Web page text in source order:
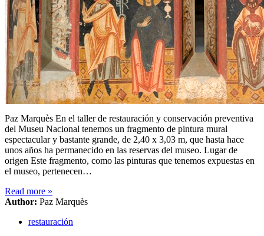
Paz Marquès En el taller de restauración y conservación preventiva
del Museu Nacional tenemos un fragmento de pintura mural
espectacular y bastante grande, de 2,40 x 3,03 m, que hasta hace
unos años ha permanecido en las reservas del museo. Lugar de
origen Este fragmento, como las pinturas que tenemos expuestas en
el museo, pertenecen…
Read more »
Author: Paz Marquès
restauración